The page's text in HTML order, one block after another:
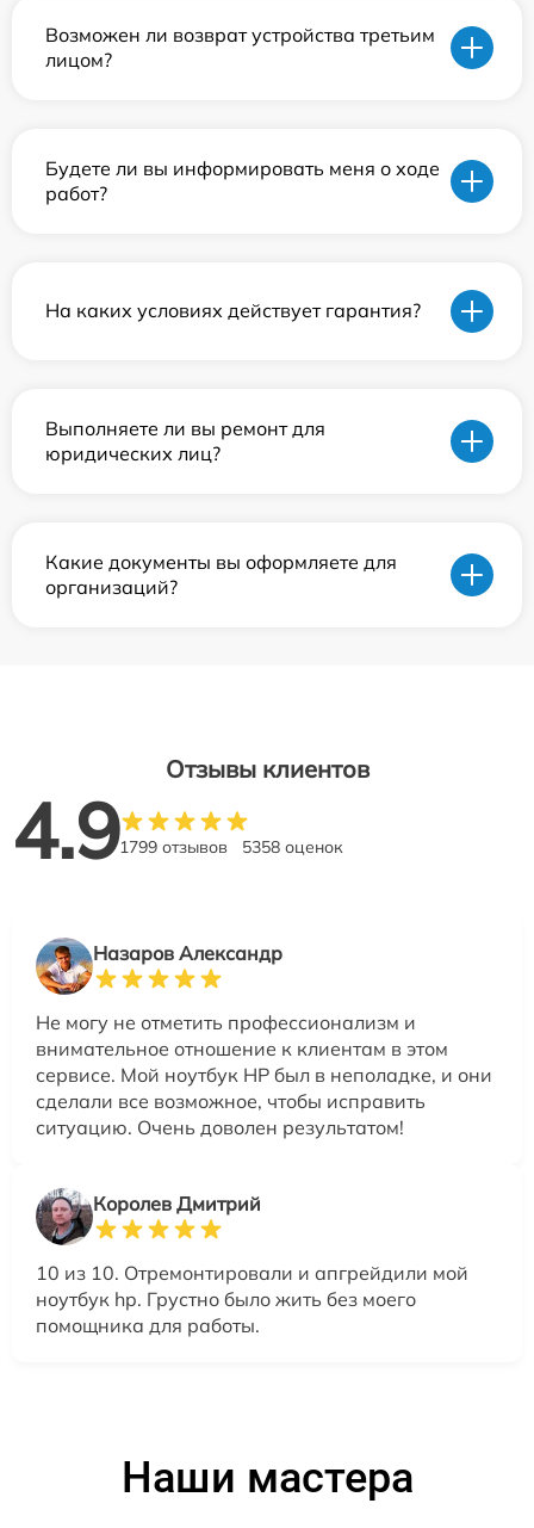
Возможен ли возврат устройства третьим
лицом?
Будете ли вы информировать меня о ходе
работ?
На каких условиях действует гарантия?
Выполняете ли вы ремонт для
юридических лиц?
Какие документы вы оформляете для
организаций?
Отзывы клиентов
4.91799 отзывов 5358 оценок
Назаров Александр
Не могу не отметить профессионализм и
внимательное отношение к клиентам в этом
сервисе. Мой ноутбук HP был в неполадке, и они
сделали все возможное, чтобы исправить
ситуацию. Очень доволен результатом!
Королев Дмитрий
10 из 10. Отремонтировали и апгрейдили мой
ноутбук hp. Грустно было жить без моего
помощника для работы.
Наши мастера